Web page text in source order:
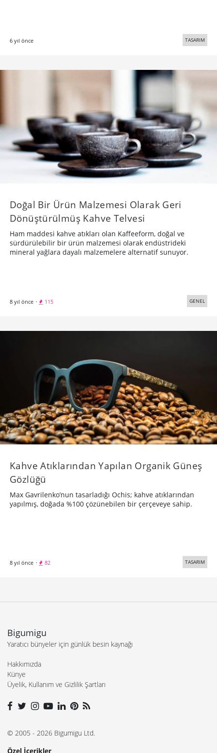
6 yıl önce TASARIM
Doğal Bir Ürün Malzemesi Olarak Geri
Dönüştürülmüş Kahve Telvesi
Ham maddesi kahve atıkları olan Kaffeeform, doğal ve
sürdürülebilir bir ürün malzemesi olarak endüstrideki
mineral yağlara dayalı malzemelere alternatif sunuyor.
8 yıl önce · 115 GENEL
Kahve Atıklarından Yapılan Organik Güneş
Gözlüğü
Max Gavrilenko’nun tasarladığı Ochis; kahve atıklarından
yapılmış, doğada %100 çözünebilen bir çerçeveye sahip.
8 yıl önce · 82 TASARIM
Bigumigu
Yaratıcı bünyeler için günlük besin kaynağı
Hakkımızda
Künye
Üyelik, Kullanım ve Gizlilik Şartları
© 2005 - 2026 Bigumigu Ltd.
Özel İçerikler